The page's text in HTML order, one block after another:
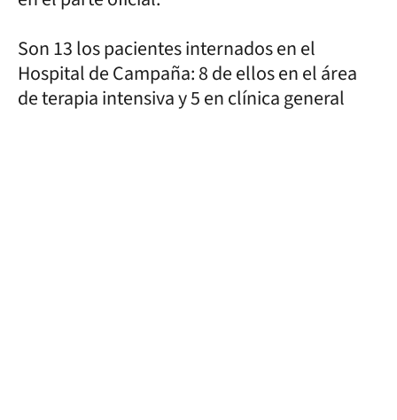
Son 13 los pacientes internados en el
Hospital de Campaña: 8 de ellos en el área
de terapia intensiva y 5 en clínica general